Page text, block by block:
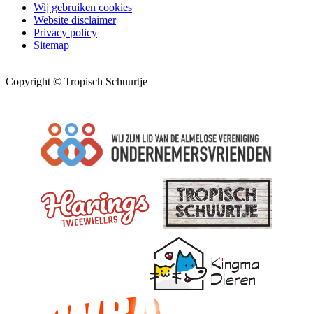
Wij gebruiken cookies
Website disclaimer
Privacy policy
Sitemap
Copyright © Tropisch Schuurtje